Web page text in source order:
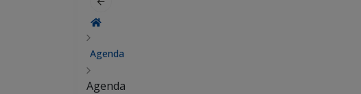
Agenda
Agenda